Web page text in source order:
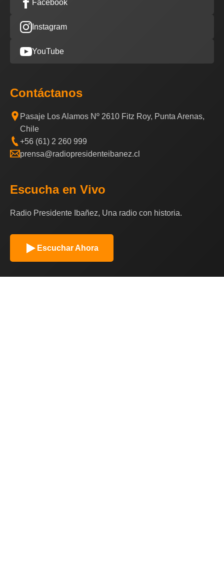
Facebook
Instagram
YouTube
Contáctanos
Pasaje Los Alamos Nº 2610 Fitz Roy, Punta Arenas,
Chile
+56 (61) 2 260 999
prensa@radiopresidenteibanez.cl
Escucha en Vivo
Radio Presidente Ibañez, Una radio con historia.
Escuchar Ahora